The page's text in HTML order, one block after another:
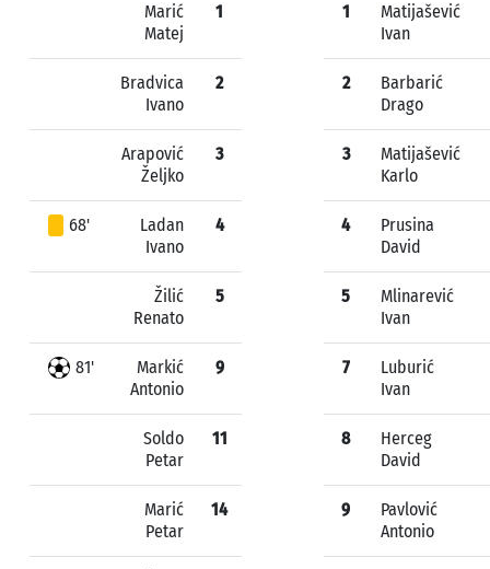
Marić
Matej
1
Bradvica
Ivano
2
Arapović
Željko
3
68'
Ladan
Ivano
4
Žilić
Renato
5
81'
Markić
Antonio
9
Soldo
Petar
11
Marić
Petar
14
1
Matijašević
Ivan
2
Barbarić
Drago
3
Matijašević
Karlo
4
Prusina
David
5
Mlinarević
Ivan
7
Luburić
Ivan
8
Herceg
David
9
Pavlović
Antonio